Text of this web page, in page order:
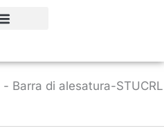
- Barra di alesatura-STUCRL